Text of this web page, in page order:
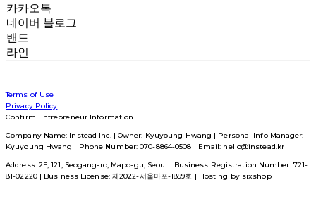
카카오톡
네이버 블로그
밴드
라인
Terms of Use
Privacy Policy
Confirm Entrepreneur Information
Company Name: Instead Inc. | Owner: Kyuyoung Hwang | Personal Info Manager:
Kyuyoung Hwang | Phone Number: 070-8864-0508 | Email: hello@instead.kr
Address: 2F, 121, Seogang-ro, Mapo-gu, Seoul | Business Registration Number: 721-
81-02220| Business License: 제2022-서울마포-1899호 | Hosting by sixshop